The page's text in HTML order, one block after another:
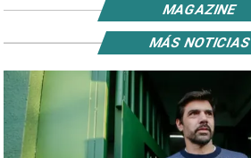
MAGAZINE
MÁS NOTICIAS